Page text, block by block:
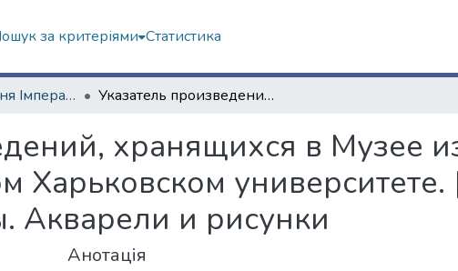
за критеріями Статистика
1. Перші видання Імператорського Харківського університету Указатель произведений, хранящихся в Музее изящных искусств при Императорском Харьковском университете. [Ч.] 2. Живопись. Масляные картины. Акварели и рисунки
хранящихся в Музее
Харьковском
Акварели и рисунки
Анотація